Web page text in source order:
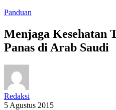
Panduan
Menjaga Kesehatan
Panas di Arab Saudi
Redaksi
5 Agustus 2015